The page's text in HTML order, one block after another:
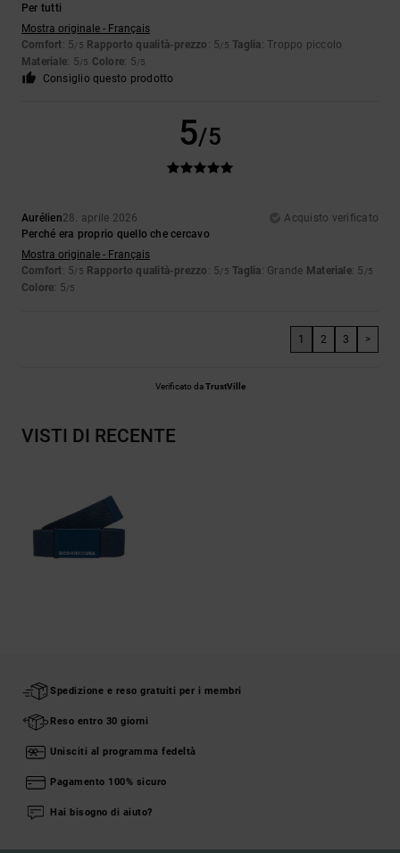
Per tutti
Mostra originale - Français
Comfort: 5/5 Rapporto qualità-prezzo : 5/5 Taglia: Troppo piccolo
Materiale: 5/5 Colore: 5/5
Consiglio questo prodotto
5/5
Aurélien28. aprile 2026
Acquisto verificato
Perché era proprio quello che cercavo
Mostra originale - Français
Comfort: 5/5 Rapporto qualità-prezzo : 5/5 Taglia: Grande Materiale: 5 /5
Colore: 5/5
1 2 3 >
Verificato daTrustVille
VISTI DI RECENTE
Spedizione e reso gratuiti per i membri
Reso entro 30 giorni
Unisciti al programma fedeltà
Pagamento 100% sicuro
Hai bisogno di aiuto?